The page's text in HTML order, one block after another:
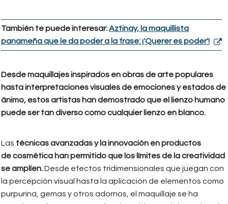
También te puede interesar:Aztinay, la maquillista
panameña que le da poder a la frase: ¡'Querer es poder'!
Desde maquillajes inspirados en obras de arte populares
hasta interpretaciones visuales de emociones y estados de
ánimo, estos artistas han demostrado que el lienzo humano
puede ser tan diverso como cualquier lienzo en blanco.
Las técnicas avanzadas y la innovación en productos
de cosmética han permitido que los límites de la creatividad
se amplíen.Desde efectos tridimensionales que juegan con
la percepción visual hasta la aplicación de elementos como
purpurina, gemas y otros adornos, el maquillaje se ha